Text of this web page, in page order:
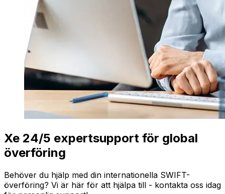
Xe 24/5 expertsupport för global
överföring
Behöver du hjälp med din internationella SWIFT-
överföring? Vi är här för att hjälpa till - kontakta oss idag